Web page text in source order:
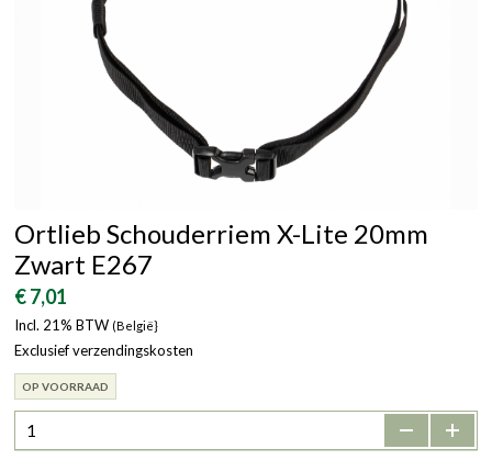
Ortlieb Schouderriem X-Lite 20mm
Zwart E267
€ 7,01
Incl. 21% BTW (België}
Exclusief verzendingskosten
OP VOORRAAD
- +